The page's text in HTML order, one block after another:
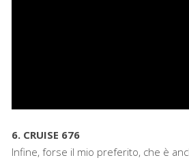
6. CRUISE 676
Infine, forse il mio preferito, che è